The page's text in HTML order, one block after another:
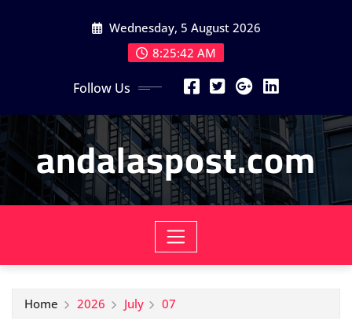
Wednesday, 5 August 2026
8:25:43 AM
Follow Us
andalaspost.com
Home 2026 July 07